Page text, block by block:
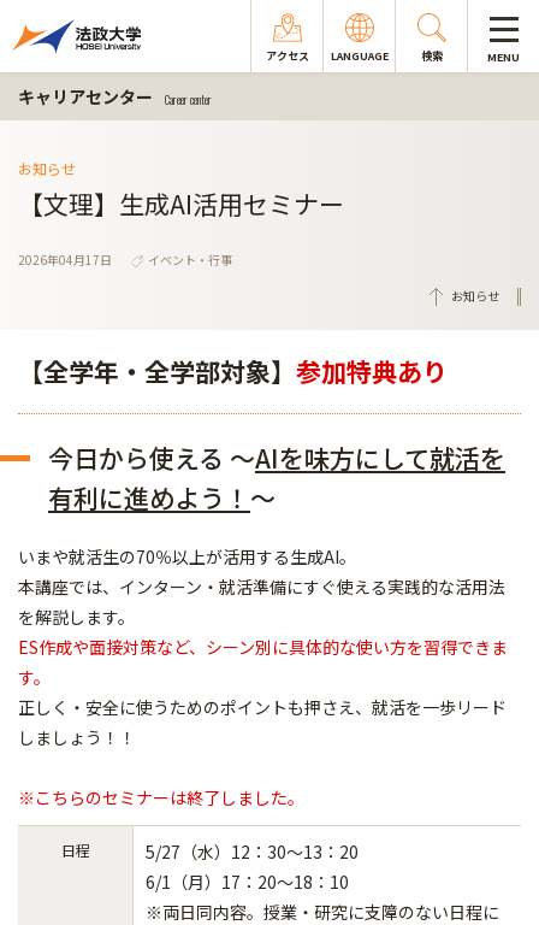
アクセス LANGUAGE 検索 MENU
キャリアセンター Career center
お知らせ
【文理】生成AI活用セミナー
2026年04月17日
イベント・行事
お知らせ
【全学年・全学部対象】 参加特典あり
今日から使える ～AIを味方にして就活を
有利に進めよう！ ～
いまや就活生の70％以上が活用する生成AI。
本講座では、インターン・就活準備にすぐ使える実践的な活用法
を解説します。
ES作成や面接対策など、シーン別に具体的な使い方を習得できま
す。
正しく・安全に使うためのポイントも押さえ、就活を一歩リード
しましょう！！
※こちらのセミナーは終了しました。
日程
5/27（水）12：30～13：20
6/1（月）17：20～18：10
※両日同内容。授業・研究に支障のない日程に